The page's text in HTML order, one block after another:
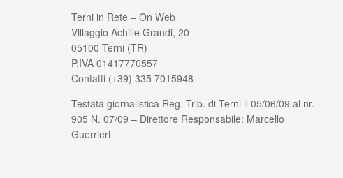
Terni in Rete – On Web
Villaggio Achille Grandi, 20
05100 Terni (TR)
P.IVA 01417770557
Contatti (+39) 335 7015948
Testata giornalistica Reg. Trib. di Terni il 05/06/09 al nr.
905 N. 07/09 – Direttore Responsabile: Marcello
Guerrieri